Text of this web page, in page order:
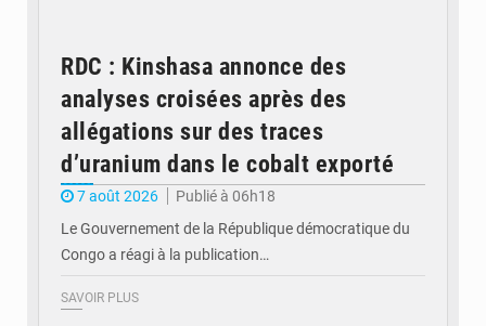
RDC : Kinshasa annonce des
analyses croisées après des
allégations sur des traces
d’uranium dans le cobalt exporté
7 août 2026
Publié à 06h18
Le Gouvernement de la République démocratique du
Congo a réagi à la publication…
SAVOIR PLUS